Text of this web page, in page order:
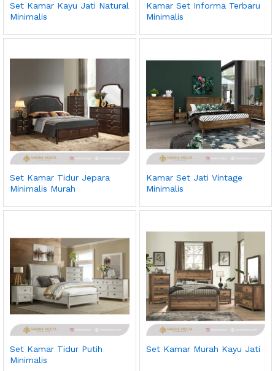
Set Kamar Kayu Jati Natural
Minimalis
Kamar Set Informa Terbaru
Minimalis
Set Kamar Tidur Jepara
Minimalis Murah
Kamar Set Jati Vintage
Minimalis
Set Kamar Tidur Putih
Minimalis
Set Kamar Murah Kayu Jati